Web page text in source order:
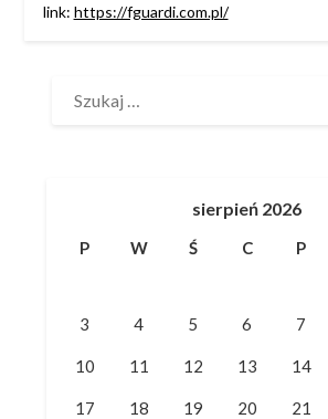
link: https://fguardi.com.pl/
sierpień 2026
P W Ś C P
3 4 5 6 7
10 11 12 13 14
17 18 19 20 21